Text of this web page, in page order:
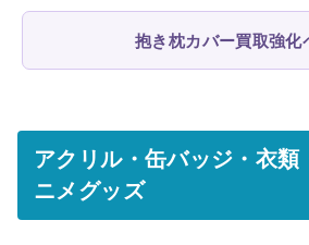
抱き枕カバー買取強化
アクリル・缶バッジ・衣類
ニメグッズ